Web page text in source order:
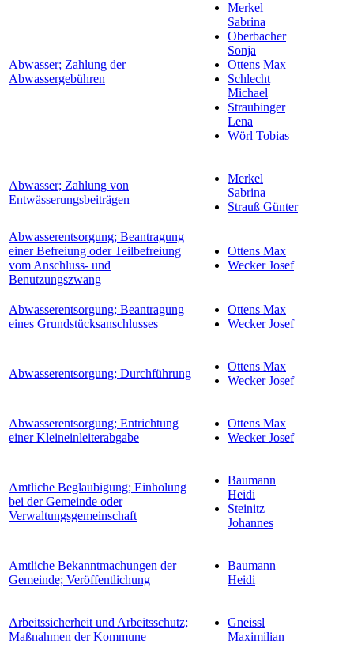
Abwasser; Zahlung der
Abwassergebühren
Merkel
Sabrina
Oberbacher
Sonja
Ottens Max
Schlecht
Michael
Straubinger
Lena
Wörl Tobias
Abwasser; Zahlung von
Entwässerungsbeiträgen
Merkel
Sabrina
Strauß Günter
Abwasserentsorgung; Beantragung
einer Befreiung oder Teilbefreiung
vom Anschluss- und
Benutzungszwang
Ottens Max
Wecker Josef
Abwasserentsorgung; Beantragung
eines Grundstücksanschlusses
Ottens Max
Wecker Josef
Abwasserentsorgung; Durchführung
Ottens Max
Wecker Josef
Abwasserentsorgung; Entrichtung
einer Kleineinleiterabgabe
Ottens Max
Wecker Josef
Amtliche Beglaubigung; Einholung
bei der Gemeinde oder
Verwaltungsgemeinschaft
Baumann
Heidi
Steinitz
Johannes
Amtliche Bekanntmachungen der
Gemeinde; Veröffentlichung
Baumann
Heidi
Arbeitssicherheit und Arbeitsschutz;
Maßnahmen der Kommune
Gneissl
Maximilian